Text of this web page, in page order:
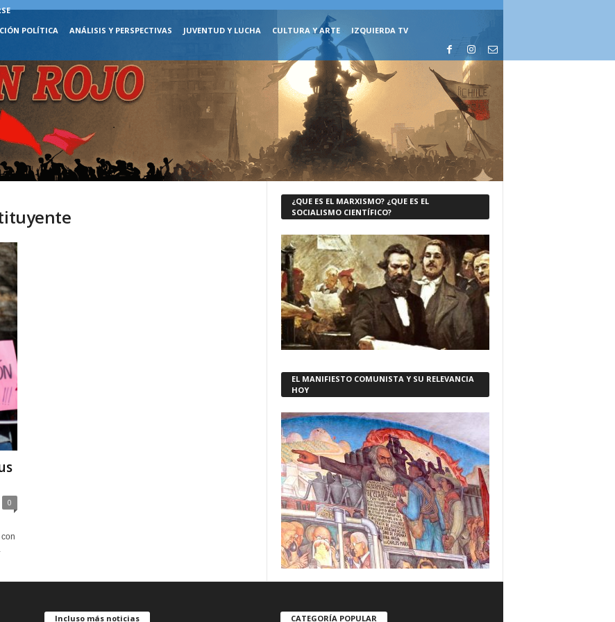
POLÍTICA ANÁLISIS Y PERSPECTIVAS JUVENTUD Y LUCHA CULTURA Y ARTE IZQUIERDA TV
0
¿QUE ES EL MARXISMO? ¿QUE ES EL
SOCIALISMO CIENTÍFICO?
EL MANIFIESTO COMUNISTA Y SU RELEVANCIA
HOY
Incluso más noticias CATEGORÍA POPULAR